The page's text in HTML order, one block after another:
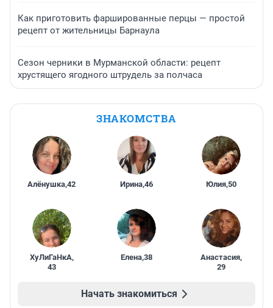
Как приготовить фаршированные перцы — простой
рецепт от жительницы Барнаула
Сезон черники в Мурманской области: рецепт
хрустящего ягодного штрудель за полчаса
ЗНАКОМСТВА
Алёнушка,42 Ирина,46 Юлия,50
ХуЛиГаНкА,
43
Елена,38 Анастасия,
29
Начать знакомиться